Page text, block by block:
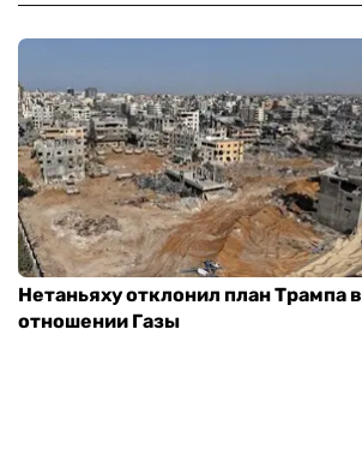
Нетаньяху отклонил план Трампа в
отношении Газы